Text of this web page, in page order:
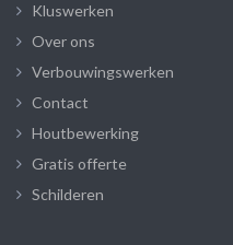
Kluswerken
Over ons
Verbouwingswerken
Contact
Houtbewerking
Gratis offerte
Schilderen